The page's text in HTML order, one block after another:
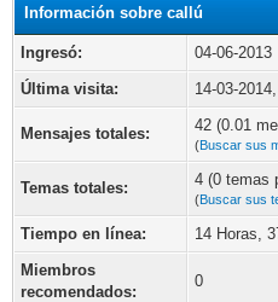
Información sobre callú
Ingresó:
04-06-2013
Última visita:
14-03-
Mensajes totales: 42 (0.01
(Buscar sus
Temas totales: 4 (0 temas
(Buscar sus
Tiempo en línea:
14 Horas,
Miembros
recomendados:
0